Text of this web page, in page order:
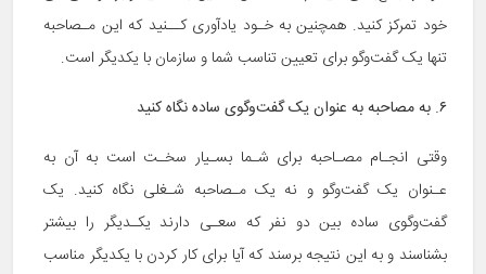
خود تمرکز کنید. همچنین به خـود یادآوری کــنید که این مـصاحبه
تنها یک گفت‌وگو برای تعیین تناسب شما و سازمان با یکدیگر است.
۶. به مصاحبه به عنوان یک گفت‌و‌گوی ساده نگاه
کنید
وقتی انجـام مصـاحبه برای شـما بسـیار سخـت است به آن به
عـنوان یک گفت‌و‌گو و نه یک مـصاحبه شـغلی نگاه کنید. یک
گفت‌و‌گوی ساده بین دو نفر که سعـی دارند یکـدیگر را بیشتر
بشناسند و به این نتیجه برسند که آیا برای کار کردن با یکدیگر مناسب